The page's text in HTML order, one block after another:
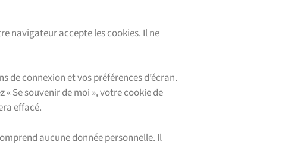
navigateur accepte les cookies. Il ne
connexion et vos préférences d’écran.
« Se souvenir de moi », votre cookie de
effacé.
aucune donnée personnelle. Il